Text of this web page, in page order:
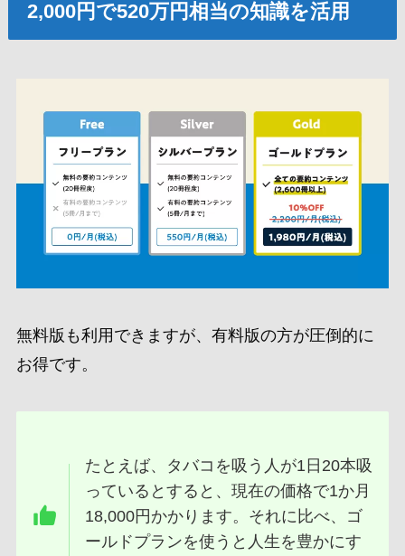
2,000円で520万円相当の知識を活用
無料版も利用できますが、有料版の方が圧倒的に
お得です。
たとえば、タバコを吸う人が1日20本吸
っているとすると、現在の価格で1か月
18,000円かかります。それに比べ、ゴ
ールドプランを使うと人生を豊かにす